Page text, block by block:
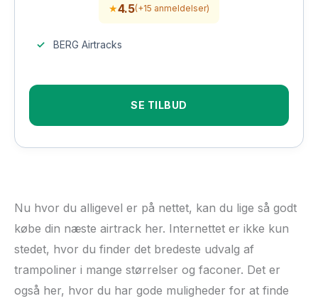
★4.5(+15 anmeldelser)
BERG Airtracks
SE TILBUD
Nu hvor du alligevel er på nettet, kan du lige så godt
købe din næste airtrack her. Internettet er ikke kun
stedet, hvor du finder det bredeste udvalg af
trampoliner i mange størrelser og faconer. Det er
også her, hvor du har gode muligheder for at finde